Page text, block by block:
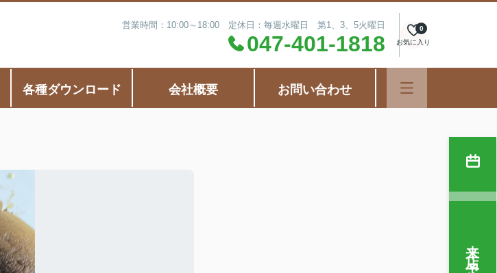
営業時間：10:00～18:00 定休日：毎週水曜日 第1、3、5火曜日
047-401-1818 お気に入り
0
各種ダウンロード 会社概要 お問い合わせ
来店予約